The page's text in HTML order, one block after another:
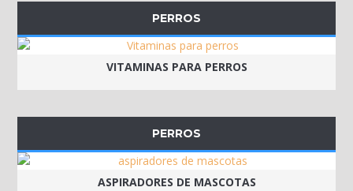
PERROS
VITAMINAS PARA PERROS
PERROS
ASPIRADORES DE MASCOTAS